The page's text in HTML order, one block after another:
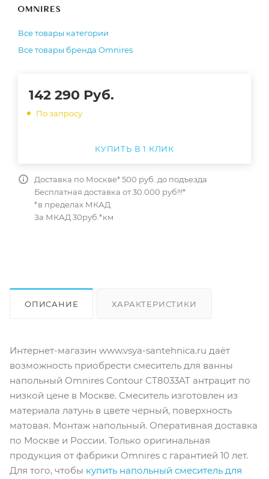
Все товары категории
Все товары бренда Omnires
142 290 Руб.
По запросу
КУПИТЬ В 1 КЛИК
Доставка по Москве* 500 руб. до подъезда
Бесплатная доставка от 30.000 руб!!!*
*в пределах МКАД
За МКАД 30руб.*км
ОПИСАНИЕ ХАРАКТЕРИСТИКИ
Интернет-магазин www.vsya-santehnica.ru даёт
возможность приобрести cмеситель для ванны
напольный Omnires Contour CT8033AT антрацит по
низкой цене в Москве. Смеситель изготовлен из
материала латунь в цвете черный, поверхность
матовая. Монтаж напольный. Оперативная доставка
по Москве и России. Только оригинальная
продукция от фабрики Omnires с гарантией 10 лет.
Для того, чтобы купить напольный смеситель для